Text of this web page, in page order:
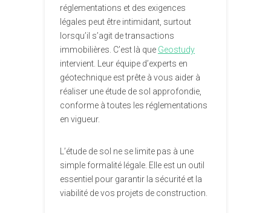
réglementations et des exigences
légales peut être intimidant, surtout
lorsqu’il s’agit de transactions
immobilières. C’est là que Geostudy
intervient. Leur équipe d’experts en
géotechnique est prête à vous aider à
réaliser une étude de sol approfondie,
conforme à toutes les réglementations
en vigueur.
L’étude de sol ne se limite pas à une
simple formalité légale. Elle est un outil
essentiel pour garantir la sécurité et la
viabilité de vos projets de construction.